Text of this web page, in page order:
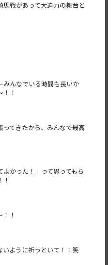
戦があって大迫力の舞台と
みんなでいる時間も長いか
！
てきたから、みんなで最高
かった！」って思ってもら
！
いように祈っといて！！笑